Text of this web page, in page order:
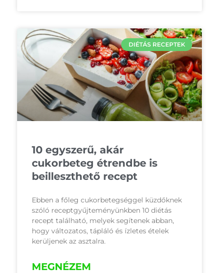
DIÉTÁS RECEPTEK
10 egyszerű, akár
cukorbeteg étrendbe is
beilleszthető recept
Ebben a főleg cukorbetegséggel küzdőknek
szóló receptgyűjteményünkben 10 diétás
recept található, melyek segítenek abban,
hogy változatos, tápláló és ízletes ételek
kerüljenek az asztalra.
MEGNÉZEM